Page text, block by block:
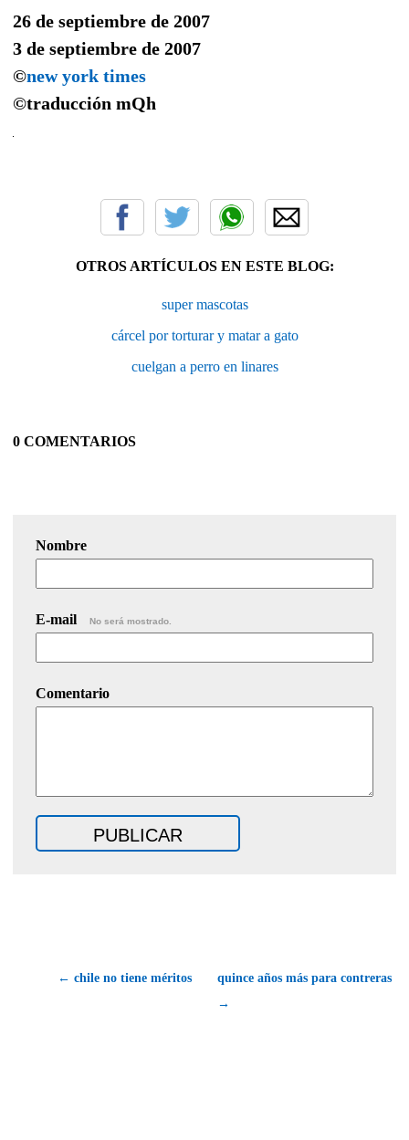
26 de septiembre de 2007
3 de septiembre de 2007
©new york times
©traducción mQh
OTROS ARTÍCULOS EN ESTE BLOG:
super mascotas
cárcel por torturar y matar a gato
cuelgan a perro en linares
0 COMENTARIOS
Nombre
E-mail No será mostrado.
Comentario
← chile no tiene méritos
quince años más para contreras
→